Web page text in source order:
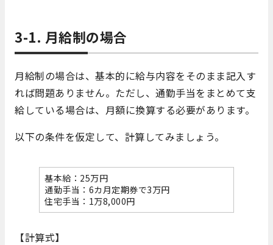
3-1. 月給制の場合
月給制の場合は、基本的に給与内容をそのまま記入す
れば問題ありません。ただし、通勤手当をまとめて支
給している場合は、月額に換算する必要があります。
以下の条件を仮定して、計算してみましょう。
基本給：25万円
通勤手当：6カ月定期券で3万円
住宅手当：1万8,000円
【計算式】